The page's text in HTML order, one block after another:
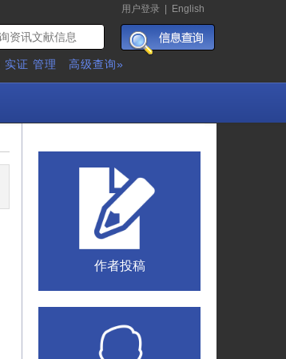
用户登录 English
实证 管理 高级查询»
作者投稿